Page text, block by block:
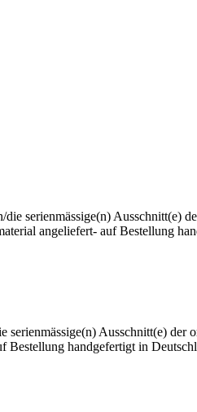
serienmässige(n) Ausschnitt(e)
angeliefert- auf Bestellung
Ausschnitt(e) der
handgefertigt in